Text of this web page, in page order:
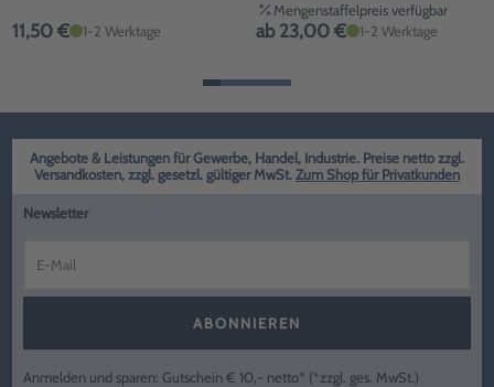
11,50 € 1-2 Werktage
Mengenstaffelpreis verfügbar
ab 23,00 € 1-2 Werktage
Angebote & Leistungen für Gewerbe, Handel, Industrie. Preise netto zzgl.
Versandkosten, zzgl. gesetzl. gültiger MwSt. Zum Shop für Privatkunden
Newsletter
ABONNIEREN
Anmelden und sparen: Gutschein € 10,- netto* (*zzgl. ges. MwSt.)